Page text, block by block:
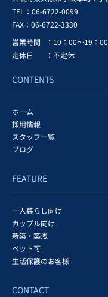
TEL：06-6722-0099
FAX： 06-6722-3330
営業時間
：10：00～19：00
定休日
：不定休
CONTENTS
ホーム
採用情報
スタッフ一覧
ブログ
FEATURE
一人暮らし向け
カップル向け
新築・築浅
ペット可
生活保護のお客様
CONTACT